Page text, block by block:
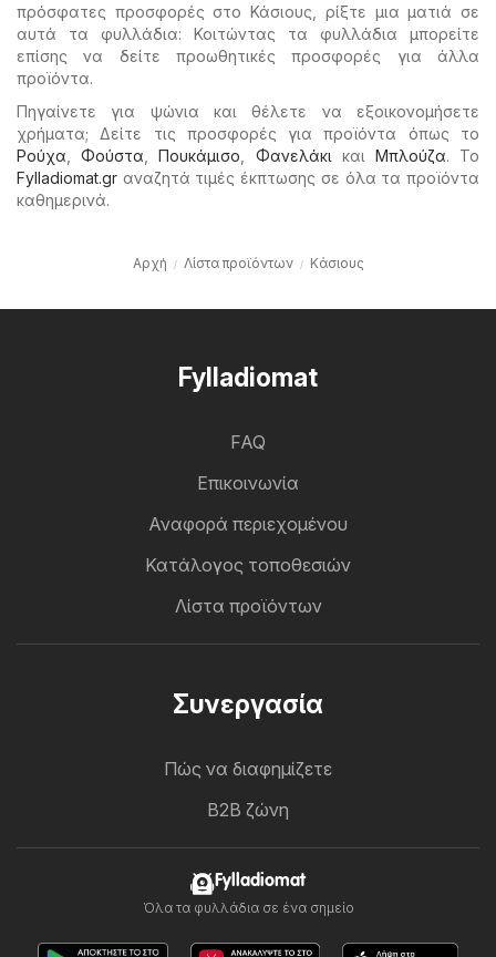
πρόσφατες προσφορές στο Κάσιους, ρίξτε μια ματιά σε
αυτά τα φυλλάδια: Κοιτώντας τα φυλλάδια μπορείτε
επίσης να δείτε προωθητικές προσφορές για άλλα
προϊόντα.
Πηγαίνετε για ψώνια και θέλετε να εξοικονομήσετε
χρήματα; Δείτε τις προσφορές για προϊόντα όπως το
Ρούχα ,Φούστα ,Πουκάμισο Φανελάκι και Μπλούζα. Το
Fylladiomat.gr αναζητά τιμές έκπτωσης σε όλα τα προϊόντα
καθημερινά.
Αρχή Λίστα προϊόντων Κάσιους
Fylladiomat
FAQ
Επικοινωνία
Αναφορά περιεχομένου
Κατάλογος τοποθεσιών
Λίστα προϊόντων
Συνεργασία
Πώς να διαφημίζετε
B2B ζώνη
Fylladiomat
Όλα τα φυλλάδια σε ένα σημείο